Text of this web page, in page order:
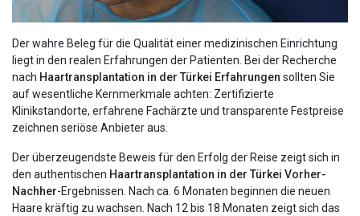
Der wahre Beleg für die Qualität einer medizinischen Einrichtung
liegt in den realen Erfahrungen der Patienten. Bei der Recherche
nach Haartransplantation in der Türkei Erfahrungen sollten Sie
auf wesentliche Kernmerkmale achten: Zertifizierte
Klinikstandorte, erfahrene Fachärzte und transparente Festpreise
zeichnen seriöse Anbieter aus.
Der überzeugendste Beweis für den Erfolg der Reise zeigt sich in
den authentischen Haartransplantation in der Türkei Vorher-
Nachher-Ergebnissen. Nach ca. 6 Monaten beginnen die neuen
Haare kräftig zu wachsen. Nach 12 bis 18 Monaten zeigt sich das